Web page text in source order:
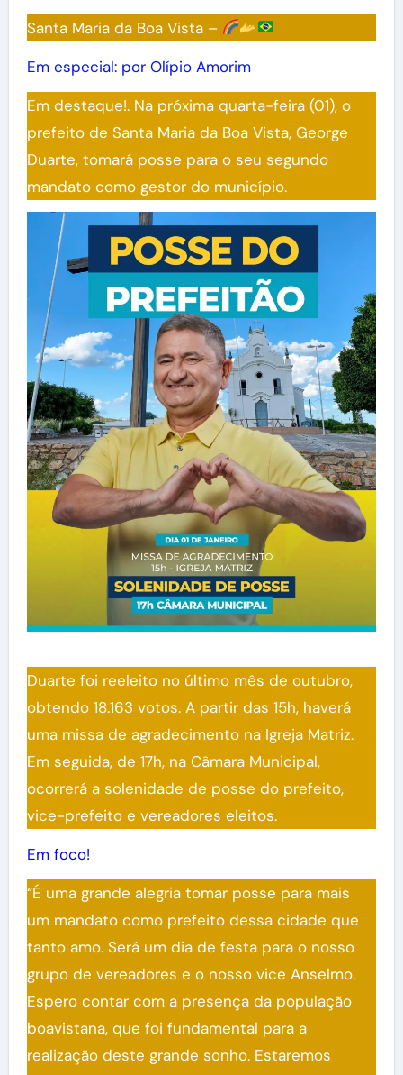
Santa Maria da Boa Vista –
Em especial: por Olípio Amorim
Em destaque!. Na próxima quarta-feira (01), o
prefeito de Santa Maria da Boa Vista, George
Duarte, tomará posse para o seu segundo
mandato como gestor do município.
Duarte foi reeleito no último mês de outubro,
obtendo 18.163 votos. A partir das 15h, haverá
uma missa de agradecimento na Igreja Matriz.
Em seguida, de 17h, na Câmara Municipal,
ocorrerá a solenidade de posse do prefeito,
vice-prefeito e vereadores eleitos.
Em foco!
“É uma grande alegria tomar posse para mais
um mandato como prefeito dessa cidade que
tanto amo. Será um dia de festa para o nosso
grupo de vereadores e o nosso vice Anselmo.
Espero contar com a presença da população
boavistana, que foi fundamental para a
realização deste grande sonho. Estaremos